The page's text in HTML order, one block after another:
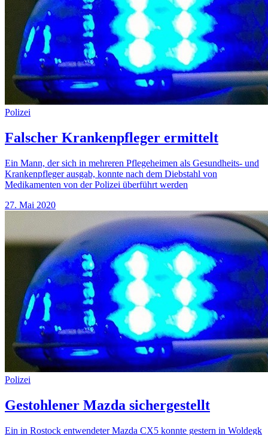
Polizei
Falscher Krankenpfleger ermittelt
Ein Mann, der sich in mehreren Pflegeheimen als Gesundheits- und
Krankenpfleger ausgab, konnte nach dem Diebstahl von
Medikamenten von der Polizei überführt werden
27. Mai 2020
Polizei
Gestohlener Mazda sichergestellt
Ein in Rostock entwendeter Mazda CX5 konnte gestern in Woldegk